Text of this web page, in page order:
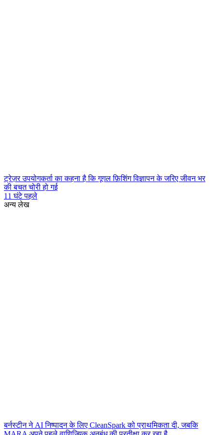
ट्रेज़र उपयोगकर्ता का कहना है कि गूगल फ़िशिंग विज्ञापन के जरिए जीवन भर
की बचत चोरी हो गई
11 घंटे पहले
अन्य लेख
बर्नस्टीन ने AI निष्पादन के लिए CleanSpark को प्राथमिकता दी, जबकि